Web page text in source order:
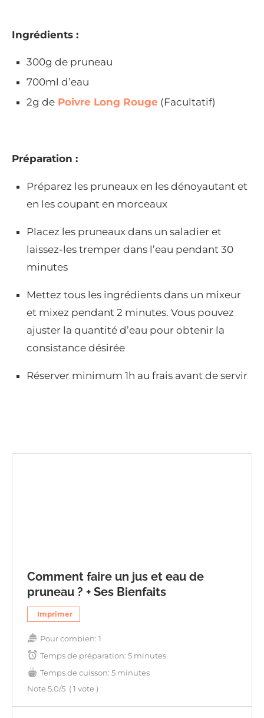
Ingrédients :
300g de pruneau
700ml d’eau
2g de Poivre Long Rouge (Facultatif)
Préparation :
Préparez les pruneaux en les dénoyautant et
en les coupant en morceaux
Placez les pruneaux dans un saladier et
laissez-les tremper dans l’eau pendant 30
minutes
Mettez tous les ingrédients dans un mixeur
et mixez pendant 2 minutes. Vous pouvez
ajuster la quantité d’eau pour obtenir la
consistance désirée
Réserver minimum 1h au frais avant de servir
Comment faire un jus et eau de
pruneau ? + Ses Bienfaits
Imprimer
Pour combien: 1
Temps de préparation: 5 minutes
Temps de cuisson: 5 minutes
Note 5.0/5 (1 vote )